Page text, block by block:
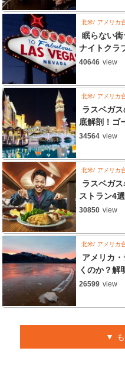
北米 アメリカ
眠らない
ナイトクラ
40646 view
北米 アメリカ
ラスベガ
底解剖！ゴ
34564 view
北米 アメリカ
ラスベガ
ストラン4選
30850 view
北米 アメリカ
アメリカ
くのか？解
26599 view